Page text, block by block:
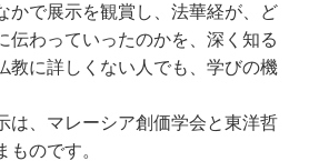
で展示を観賞し、法華経が、ど
伝わっていったのかを、深く知る
教に詳しくない人でも、学びの機
、マレーシア創価学会と東洋哲
ものです。